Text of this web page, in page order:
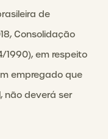
de
Consolidação
1990), em respeito
empregado que
não deverá ser